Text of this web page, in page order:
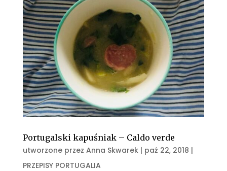
Portugalski kapuśniak – Caldo verde
utworzone przez Anna Skwarek| paź 22, 2018 |
PRZEPISY PORTUGALIA